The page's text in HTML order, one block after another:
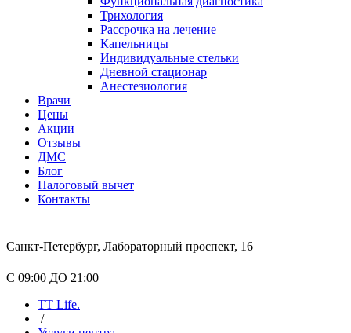
Трихология
Рассрочка на лечение
Капельницы
Индивидуальные стельки
Дневной стационар
Анестезиология
Врачи
Цены
Акции
Отзывы
ДМС
Блог
Налоговый вычет
Контакты
Санкт-Петербург, Лабораторный проспект, 16
С 09:00 ДО 21:00
TT Life.
/